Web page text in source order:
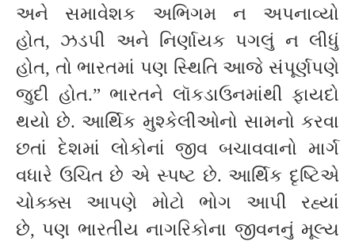
અને સમાવેશક અભિગમ ન અપનાવ્યો
હોત, ઝડપી અને નિર્ણાયક પગલું ન લીધું
હોત, તો ભારતમાં પણ સ્થિતિ આજે સંપૂર્ણપણે
જુદી હોત.” ભારતને લૉકડાઉનમાંથી ફાયદો
થયો છે. આર્થિક મુશ્કેલીઓનો સામનો કરવા
છતાં દેશમાં લોકોનાં જીવ બચાવવાનો માર્ગ
વધારે ઉચિત છે એ સ્પષ્ટ છે. આર્થિક દૃષ્ટિએ
ચોક્ક્સ આપણે મોટો ભોગ આપી રહ્યાં
છે, પણ ભારતીય નાગરિકોના જીવનનું મૂલ્ય